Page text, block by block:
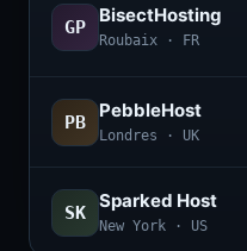
GP
BisectHosting
Roubaix · FR
PB
PebbleHost
Londres · UK
SK
Sparked Host
New York · US